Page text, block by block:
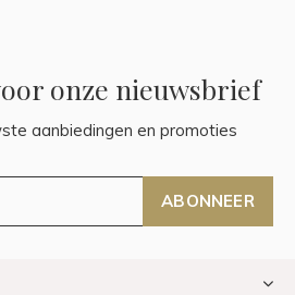
onze nieuwsbrief
aanbiedingen en promoties
ABONNEER